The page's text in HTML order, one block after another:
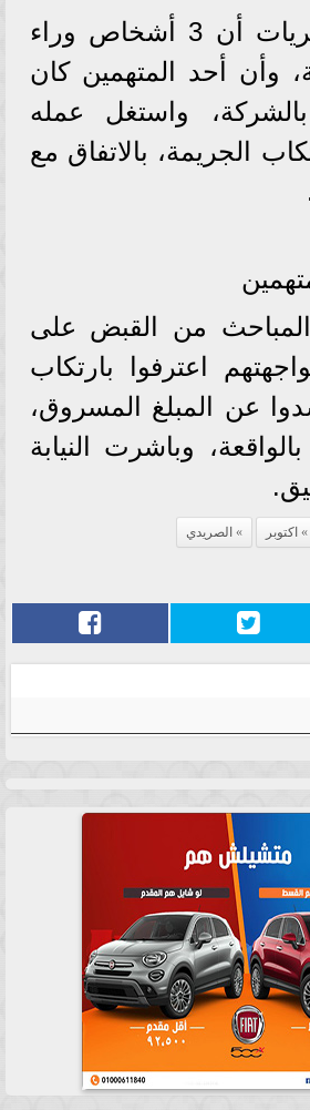
وكشفت التحريات أن 3 أشخاص وراء
وأن أحد المتهمين كان
واستغل عمله
الجريمة، بالاتفاق مع
من القبض على
اعترفوا بارتكاب
عن المبلغ المسروق،
وباشرت النيابة
اكتوبر الصريدي